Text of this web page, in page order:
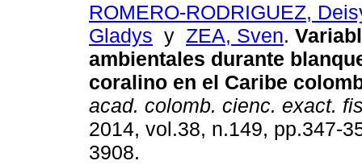
ROMERO-RODRIGUEZ,
Gladys y ZEA, Sven.
ambientales durante
coralino en el Caribe
acad. colomb. cienc. exact.
2014, vol.38, n.149, pp.347-
3908.